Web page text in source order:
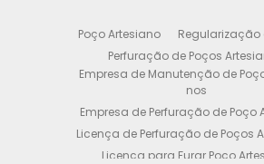
Poço Artesiano
Regularização
Perfuração de Poços
Empresa de Manutenção de
nos
Empresa de Perfuração de Poço
Licença de Perfuração de Poços
Licença para Furar Poço